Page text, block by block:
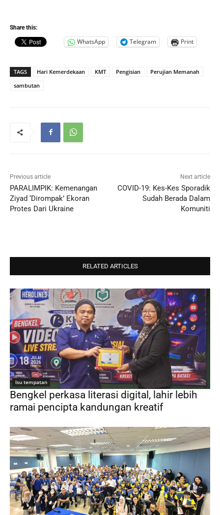
Share this:
WhatsApp Telegram Print
TAGS Hari Kemerdekaan KMT Pengisian
Perujian Memanah
sambutan
Previous article
PARALIMPIK: Kemenangan
Ziyad ‘Dirompak’ Ekoran
Protes Dari Ukraine
Next article
COVID-19: Kes-Kes Sporadik
Sudah Berada Dalam
Komuniti
RELATED ARTICLES
Isu tempatan
Bengkel perkasa literasi digital, lahir lebih
ramai pencipta kandungan kreatif